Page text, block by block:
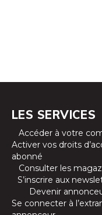
LES SERVICES
Accéder à votre
Activer vos droits
abonné
Consulter les
S’inscrire aux
Devenir
Se connecter à